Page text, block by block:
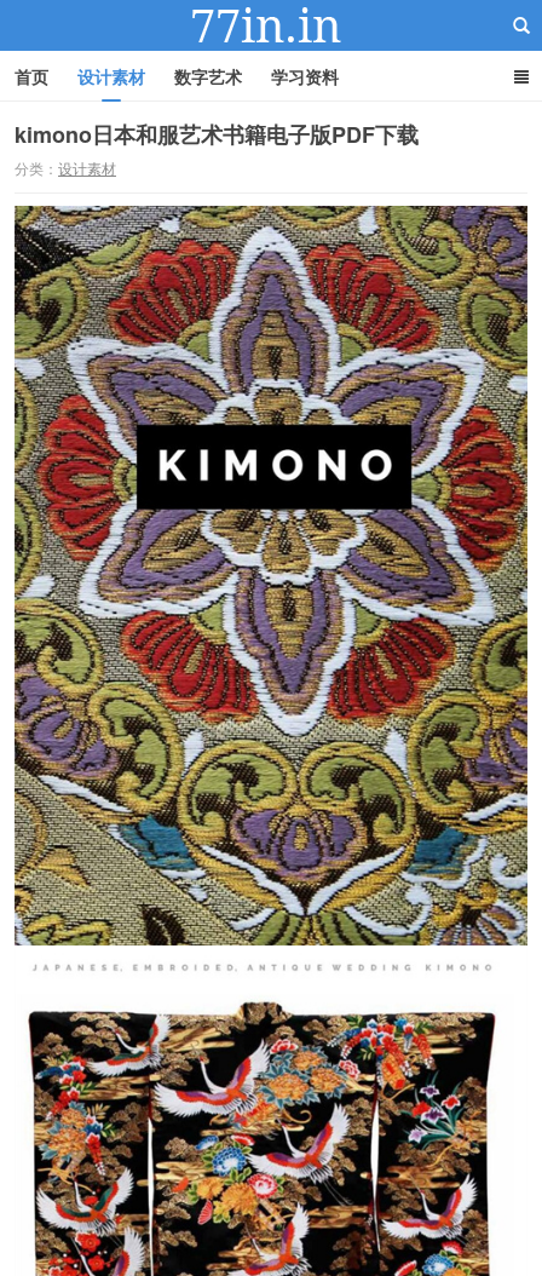
首页 设计素材 数字艺术 学习资料
kimono日本和服艺术书籍电子版PDF下载
分类： 设计素材